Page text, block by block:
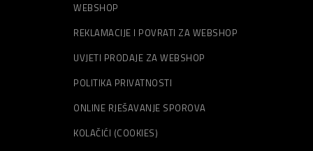
WEBSHOP
REKLAMACIJE I POVRATI ZA WEBSHOP
UVJETI PRODAJE ZA WEBSHOP
POLITIKA PRIVATNOSTI
ONLINE RJEŠAVANJE SPOROVA
KOLAČIĆI (COOKIES)